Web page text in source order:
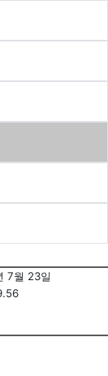
7월 23일